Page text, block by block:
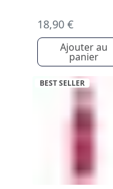
18,90 €
Ajouter au
panier
BEST SELLER